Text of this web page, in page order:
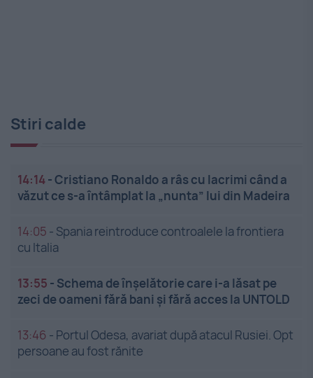
Stiri calde
14:14-Cristiano Ronaldo a râs cu lacrimi când a
văzut ce s-a întâmplat la „nunta” lui din Madeira
14:05 - Spania reintroduce controalele la frontiera
cu Italia
13:55 - Schema de înșelătorie care i-a lăsat pe
zeci de oameni fără bani și fără acces la UNTOLD
13:46 - Portul Odesa, avariat după atacul Rusiei. Opt
persoane au fost rănite